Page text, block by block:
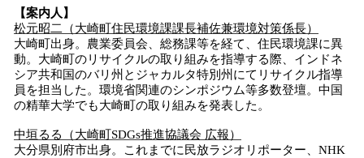
【案内人】
松元昭二（大崎町住民環境課課長補佐兼環境対策係長）
大崎町出身。農業委員会、総務課等を経て、住民環境課に異
動。大崎町のリサイクルの取り組みを指導する際、インドネ
シア共和国のバリ州とジャカルタ特別州にてリサイクル指導
員を担当した。環境省関連のシンポジウム等多数登壇。中国
の精華大学でも大崎町の取り組みを発表した。
中垣るる（大崎町SDGs推進協議会 広報）
大分県別府市出身。これまでに民放ラジオリポーター、NHK